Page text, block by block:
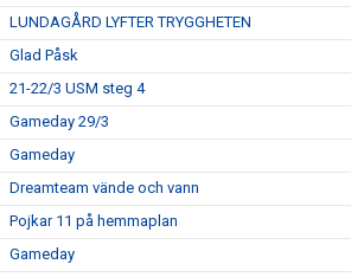
LUNDAGÅRD LYFTER TRYGGHETEN
Glad Påsk
21-22/3 USM steg 4
Gameday 29/3
Gameday
Dreamteam vände och vann
Pojkar 11 på hemmaplan
Gameday